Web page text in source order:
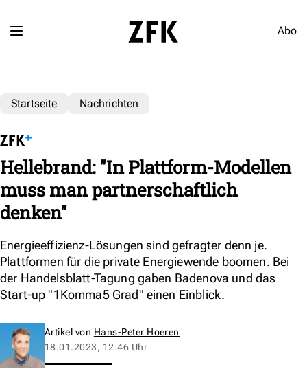
Abo
Startseite Nachrichten
Hellebrand: "In Plattform-Modellen
muss man partnerschaftlich
denken"
Energieeffizienz-Lösungen sind gefragter denn je.
Plattformen für die private Energiewende boomen. Bei
der Handelsblatt-Tagung gaben Badenova und das
Start-up "1Komma5 Grad" einen Einblick.
Artikel von Hans-Peter Hoeren
18.01.2023, 12:46 Uhr